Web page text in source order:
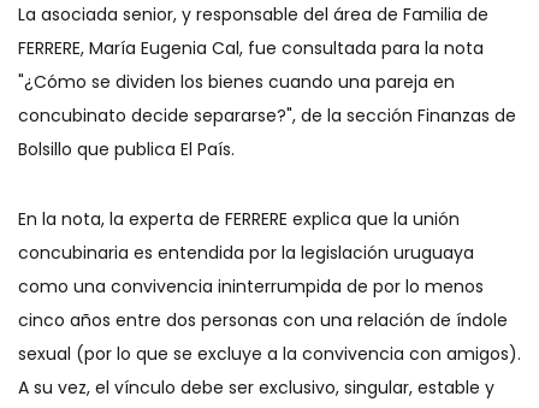
La asociada senior, y responsable del área de Familia de
FERRERE, María Eugenia Cal, fue consultada para la nota
"¿Cómo se dividen los bienes cuando una pareja en
concubinato decide separarse?", de la sección Finanzas de
Bolsillo que publica El País.
En la nota, la experta de FERRERE explica que la unión
concubinaria es entendida por la legislación uruguaya
como una convivencia ininterrumpida de por lo menos
cinco años entre dos personas con una relación de índole
sexual (por lo que se excluye a la convivencia con amigos).
A su vez, el vínculo debe ser exclusivo, singular, estable y